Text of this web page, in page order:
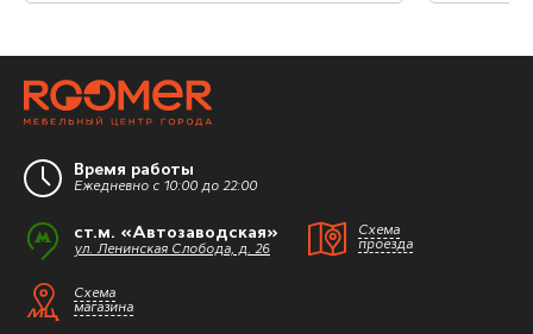
Время работы
Ежедневно с 10:00 до 22:00
ст.м. «Автозаводская»
ул. Ленинская Слобода, д. 26
Схема
проезда
Схема
магазина